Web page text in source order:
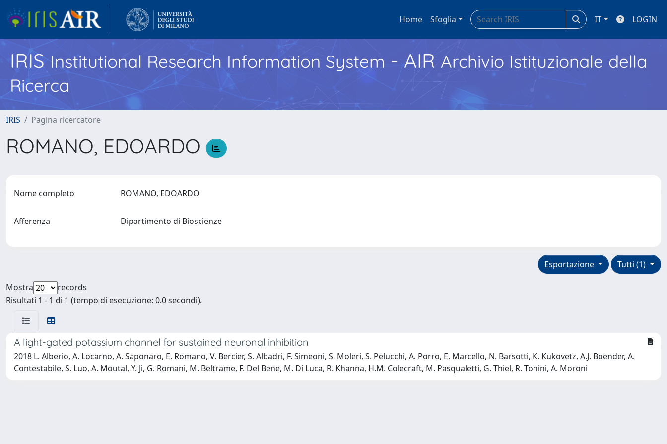
Home Sfoglia IT LOGIN
IRISInstitutional Research Information System - AIR Archivio Istituzionale della
Ricerca
IRIS Pagina ricercatore
ROMANO, EDOARDO
Nome completo ROMANO, EDOARDO
Afferenza Dipartimento di Bioscienze
Tutti (1)
Esportazione
Mostra
records
Risultati 1 - 1 di 1 (tempo di esecuzione: 0.0 secondi).
A light-gated potassium channel for sustained neuronal inhibition
2018 L. Alberio, A. Locarno, A. Saponaro, E. Romano, V. Bercier, S. Albadri, F. Simeoni, S. Moleri, S. Pelucchi, A. Porro, E. Marcello, N. Barsotti, K. Kukovetz, A.J. Boender, A.
Contestabile, S. Luo, A. Moutal, Y. Ji, G. Romani, M. Beltrame, F. Del Bene, M. Di Luca, R. Khanna, H.M. Colecraft, M. Pasqualetti, G. Thiel, R. Tonini, A. Moroni